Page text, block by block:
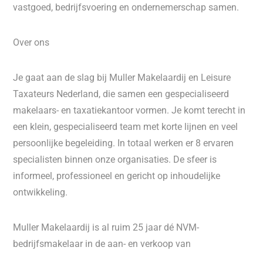
vastgoed, bedrijfsvoering en ondernemerschap samen.
Over ons
Je gaat aan de slag bij Muller Makelaardij en Leisure
Taxateurs Nederland, die samen een gespecialiseerd
makelaars- en taxatiekantoor vormen. Je komt terecht in
een klein, gespecialiseerd team met korte lijnen en veel
persoonlijke begeleiding. In totaal werken er 8 ervaren
specialisten binnen onze organisaties. De sfeer is
informeel, professioneel en gericht op inhoudelijke
ontwikkeling.
Muller Makelaardij is al ruim 25 jaar dé NVM-
bedrijfsmakelaar in de aan- en verkoop van